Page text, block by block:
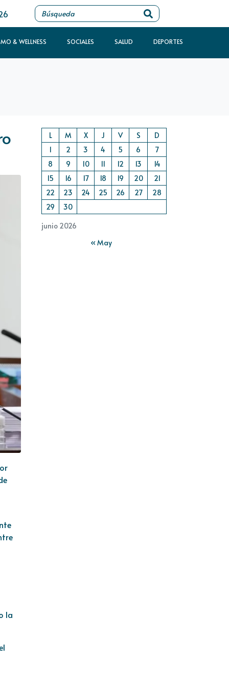
& WELLNESS SOCIALES SALUD DEPORTES
la
junio 2026
L M X J V S
D
1
2 3 4 5 6
7
8
9 10 11 12 13
14
15
16 17 18 19 20
21
22
23 24 25 26 27
28
29
30
« May